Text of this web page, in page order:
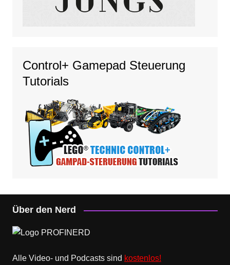
Control+ Gamepad Steuerung
Tutorials
Über den Nerd
Alle Video- und Podcasts sind kostenlos!